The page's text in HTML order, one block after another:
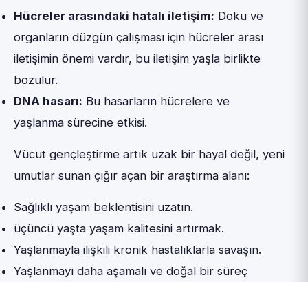
Hücreler arasındaki hatalı iletişim: Doku ve
organların düzgün çalışması için hücreler arası
iletişimin önemi vardır, bu iletişim yaşla birlikte
bozulur.
DNA hasarı: Bu hasarların hücrelere ve
yaşlanma sürecine etkisi.
Vücut gençleştirme artık uzak bir hayal değil, yeni
umutlar sunan çığır açan bir araştırma alanı:
Sağlıklı yaşam beklentisini uzatın.
üçüncü yaşta yaşam kalitesini artırmak.
Yaşlanmayla ilişkili kronik hastalıklarla savaşın.
Yaşlanmayı daha aşamalı ve doğal bir süreç